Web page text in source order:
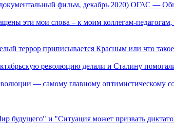
фильм, декабрь 2020) ОГАС —
эти мои слова – к моим коллегам-
террор приписывается Красным или что
революцию делали и Сталину
— самому главному оптимистическому
будущего" и "Cитуация может призвать